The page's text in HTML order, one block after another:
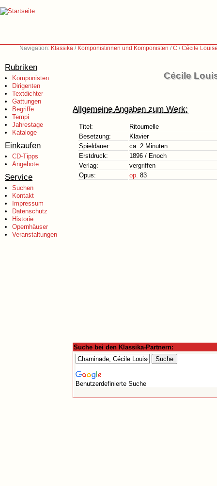
Navigation: Klassika / Komponistinnen und Komponisten /C /Cécile
Rubriken
Komponisten
Dirigenten
Textdichter
Gattungen
Begriffe
Tempi
Jahrestage
Kataloge
Einkaufen
CD-Tipps
Angebote
Service
Suchen
Kontakt
Impressum
Datenschutz
Historie
Opernhäuser
Veranstaltungen
Cécile
Allgemeine Angaben zum Werk:
Titel:
Ritournelle
Besetzung:
Klavier
Spieldauer:
ca. 2 Minuten
Erstdruck:
1896 / Enoch
Verlag:
vergriffen
Opus:
op. 83
Suche bei den Klassika-Partnern:
Benutzerdefinierte Suche